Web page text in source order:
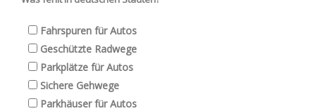
Fahrspuren für Autos
Geschützte Radwege
Parkplätze für Autos
Sichere Gehwege
Parkhäuser für Autos